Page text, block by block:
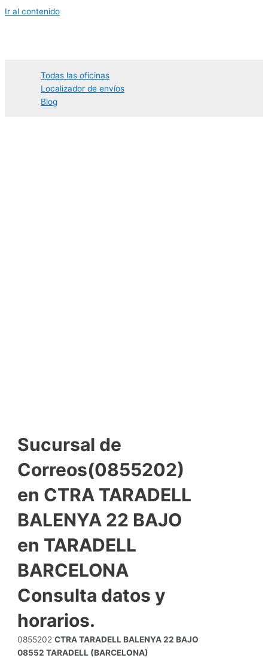
Ir al contenido
Todas las oficinas
Localizador de envíos
Blog
Sucursal de
Correos(0855202)
en CTRA TARADELL
BALENYA 22 BAJO
en TARADELL
BARCELONA
Consulta datos y
horarios.
0855202CTRA TARADELL BALENYA 22 BAJO
08552 TARADELL (BARCELONA)